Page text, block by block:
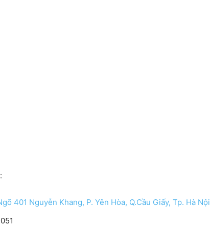
401 Nguyễn Khang, P. Yên Hòa, Q.Cầu Giấy, Tp. Hà Nội